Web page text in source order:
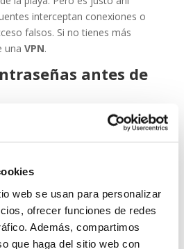
web se usan para personalizar
ofrecer funciones de redes
Además, compartimos
que haga del sitio web con
interceptan conexiones o
falsos. Si no tienes más
una VPN.
antes de
prevenir accesos indebidos es
clave antes de irte. Usa
únicas y, si puedes, activa el
el phishing
los correos tipo: “Has
cancelada” o “Nuevo